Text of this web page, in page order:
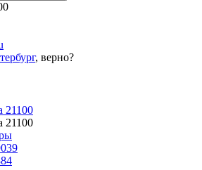
, верно?
21100
21100